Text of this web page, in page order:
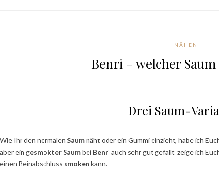
NÄHEN
Benri – welcher
Drei Saum-
Wie Ihr den normalen Saumnäht oder ein Gummi einzieht, habe ich
aber ein gesmokter Saumbei Benri auch sehr gut gefällt, zeige ich
einen Beinabschluss smoken kann.